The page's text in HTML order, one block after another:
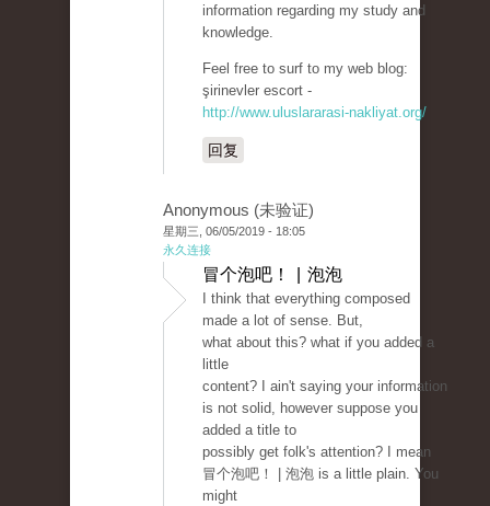
information regarding my study and
knowledge.
Feel free to surf to my web blog:
şirinevler escort -
http://www.uluslararasi-nakliyat.org/
回复
Anonymous (未验证)
星期三, 06/05/2019 - 18:05
永久连接
冒个泡吧！ | 泡泡
I think that everything composed
made a lot of sense. But,
what about this? what if you added a
little
content? I ain't saying your information
is not solid, however suppose you
added a title to
possibly get folk's attention? I mean
冒个泡吧！ | 泡泡 is a little plain. You
might